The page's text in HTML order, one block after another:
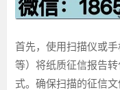
首先，使用扫描仪或
等）将纸质征信报告
式。确保扫描的征信文